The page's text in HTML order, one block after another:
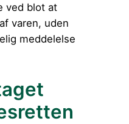
ved blot at
varen, uden
meddelelse